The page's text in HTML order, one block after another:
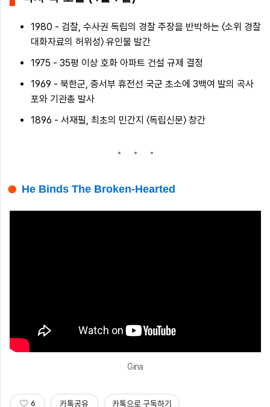
1980 - 검찰, 수사권 독립의 경찰 주장을 반박하는 〈소위 경찰
대화자료의 허위성〉 유인물 발간
1975 - 35평 이상 호화 아파트 건설 규제 결정
1969 - 북한군, 중서부 휴전선 국군 초소에 3백여 발의 곡사
포와 기관총 발사
1896 - 서재필, 최초의 민간지 〈독립신문〉 창간
He Binds The Broken-Hearted
Gina
6 카톡공유 카톡으로 구독하기